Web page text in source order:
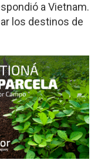
a Vietnam.
los destinos de